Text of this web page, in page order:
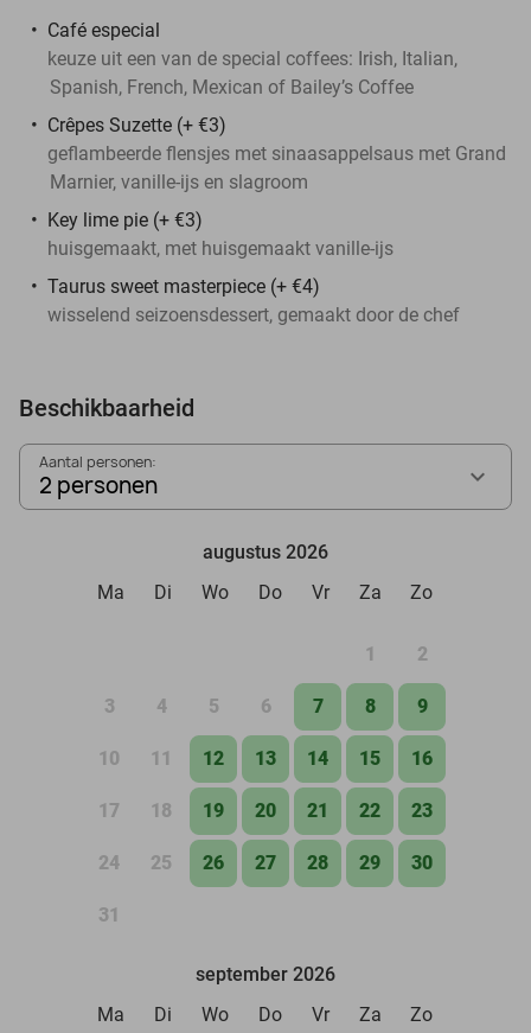
Café especial
keuze uit een van de special coffees: Irish, Italian,
Spanish, French, Mexican of Bailey’s Coffee
Crêpes Suzette (+ €3)
geflambeerde flensjes met sinaasappelsaus met Grand
Marnier, vanille-ijs en slagroom
Key lime pie (+ €3)
huisgemaakt, met huisgemaakt vanille-ijs
Taurus sweet masterpiece (+ €4)
wisselend seizoensdessert, gemaakt door de chef
Beschikbaarheid
Aantal personen:
2 personen
augustus 2026
Ma
Di Wo Do Vr Za Zo
1 2
3 4 5 6 7 8 9
10 11 12 13 14 15 16
17 18 19 20 21 22 23
24 25 26 27 28 29 30
31
september 2026
Ma
Di Wo Do Vr Za Zo